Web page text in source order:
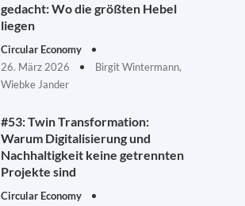
gedacht: Wo die größten Hebel
liegen
Circular Economy
26. März 2026
Birgit Wintermann,
Wiebke Jander
#53: Twin Transformation:
Warum Digitalisierung und
Nachhaltigkeit keine getrennten
Projekte sind
Circular Economy